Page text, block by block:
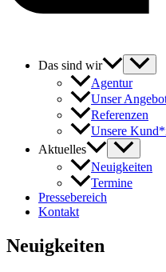
Das sind wir
Agentur
Unser
Referenzen
Unsere
Aktuelles
Neuigkeiten
Termine
Pressebereich
Kontakt
Neuigkeiten